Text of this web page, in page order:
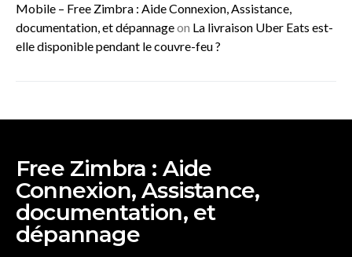
Mobile – Free Zimbra : Aide Connexion, Assistance,
documentation, et dépannageon La livraison Uber Eats est-
elle disponible pendant le couvre-feu ?
Free Zimbra : Aide
Connexion, Assistance,
documentation, et
dépannage